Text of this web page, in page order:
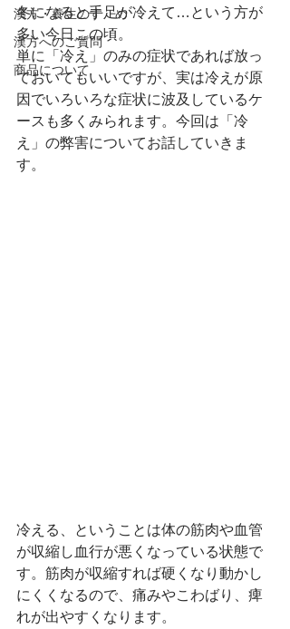
漢方・養生のすゝめ
漢方へのご質問
商品について
冬になると手足が冷えて…という方が
多い今日この頃。
単に「冷え」のみの症状であれば放っ
ておいてもいいですが、実は冷えが原
因でいろいろな症状に波及しているケ
ースも多くみられます。今回は「冷
え」の弊害についてお話していきま
す。
冷える、ということは体の筋肉や血管
が収縮し血行が悪くなっている状態で
す。筋肉が収縮すれば硬くなり動かし
にくくなるので、痛みやこわばり、痺
れが出やすくなります。